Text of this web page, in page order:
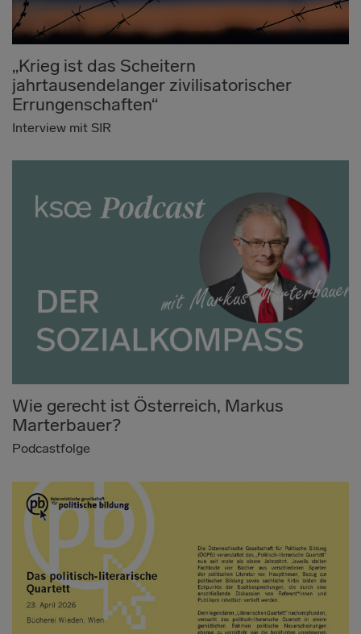
„Krieg ist das Scheitern
jahrtausendelanger zivilisatorischer
Errungenschaften“
Interview mit SIR
Wie gerecht ist Österreich, Markus
Marterbauer?
Podcastfolge